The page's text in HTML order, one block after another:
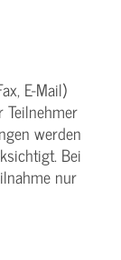
E-Mail)
werden
Bei
nur